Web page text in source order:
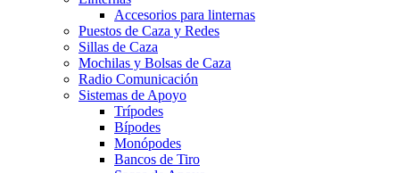
Accesorios para linternas
Puestos de Caza y Redes
Sillas de Caza
Mochilas y Bolsas de Caza
Radio Comunicación
Sistemas de Apoyo
Trípodes
Bípodes
Monópodes
Bancos de Tiro